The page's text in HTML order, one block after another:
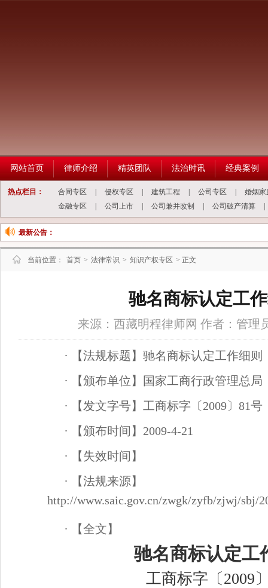
网站首页 律师介绍 精英团队 法治时讯 经典案例
热点栏目： 合同专区 侵权专区 建筑工程 公司专区
婚姻家
金融专区
公司上市 公司兼并改制 公司破产清算
最新公告：
当前位置： 首页 > 法律常识 > 知识产权专区 > 正文
驰名商标认定工
来源：西藏明程律师网 作者：管理
· 【法规标题】驰名商标认定工作细则
· 【颁布单位】国家工商行政管理总局
· 【发文字号】工商标字〔2009〕81号
· 【颁布时间】2009-4-21
· 【失效时间】
·
【法规来源】
http://www.saic.gov.cn/zwgk/zyfb/zjwj/sbj/
· 【全文】
驰名商标认定工
工商标字〔2009